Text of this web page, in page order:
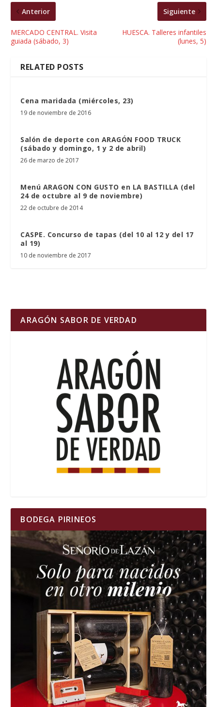
Anterior
MERCADO CENTRAL. Visita
guiada (sábado, 3)
Siguiente
HUESCA. Talleres infantiles
(lunes, 5)
RELATED POSTS
Cena maridada (miércoles, 23)
19 de noviembre de 2016
Salón de deporte con ARAGÓN FOOD TRUCK
(sábado y domingo, 1 y 2 de abril)
26 de marzo de 2017
Menú ARAGON CON GUSTO en LA BASTILLA (del
24 de octubre al 9 de noviembre)
22 de octubre de 2014
CASPE. Concurso de tapas (del 10 al 12 y del 17
al 19)
10 de noviembre de 2017
ARAGÓN SABOR DE VERDAD
BODEGA PIRINEOS